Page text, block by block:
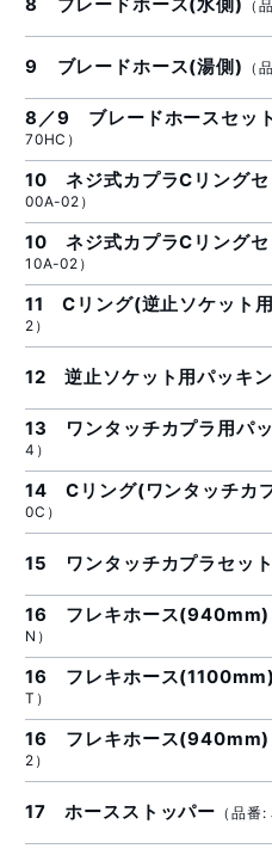
8 ブレードホース(水側) （
9 ブレードホース(湯側) （
8／9 ブレードホースセッ
70HC）
10 ネジ式カプラCリングセ
00A-02）
10 ネジ式カプラCリングセ
10A-02）
11 Cリング(逆止ソケット
2）
12 逆止ソケット用パッキン
13 ワンタッチカプラ用パ
4）
14 Cリング(ワンタッチカ
0C）
15 ワンタッチカプラセット
16 フレキホース(940mm)
N）
16 フレキホース(1100mm)
T）
16 フレキホース(940mm)
2）
17 ホースストッパー （品番